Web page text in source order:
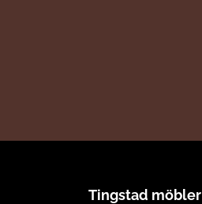
Tingstad möbler